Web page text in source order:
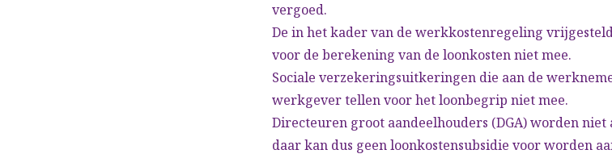
vergoed.
De in het kader van de werkkostenregeling
voor de berekening van de loonkosten niet mee.
Sociale verzekeringsuitkeringen die aan de
werkgever tellen voor het loonbegrip niet mee.
Directeuren groot aandeelhouders (DGA) worden
daar kan dus geen loonkostensubsidie voor worden